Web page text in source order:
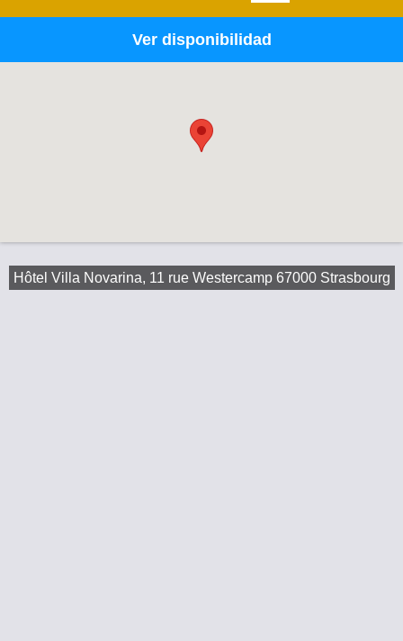
Ver disponibilidad
Hôtel Villa Novarina, 11 rue Westercamp 67000 Strasbourg